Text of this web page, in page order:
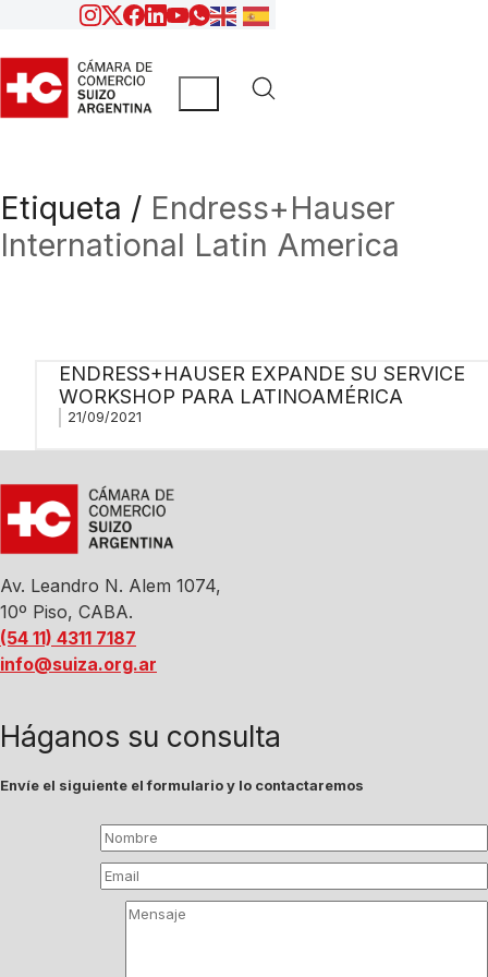
Etiqueta / Endress+Hauser
International Latin America
ENDRESS+HAUSER EXPANDE SU SERVICE
WORKSHOP PARA LATINOAMÉRICA
21/09/2021
Av. Leandro N. Alem 1074,
10º Piso, CABA.
(54 11) 4311 7187
info@suiza.org.ar
Háganos su consulta
Envíe el siguiente el formulario y lo contactaremos